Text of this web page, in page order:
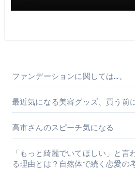
ファンデーションに関しては…。
最近気になる美容グッズ、買う前
高市さんのスピーチ気になる
「もっと綺麗でいてほしい」と言
る理由とは？自然体で続く恋愛の